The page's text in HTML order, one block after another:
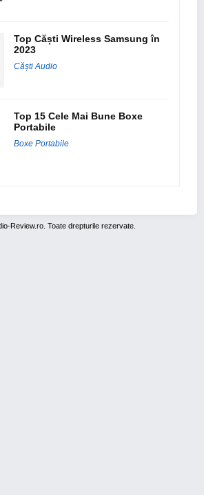
Top Căști Wireless Samsung în
2023
Căști Audio
Top 15 Cele Mai Bune Boxe
Portabile
Boxe Portabile
Review.ro. Toate drepturile rezervate.